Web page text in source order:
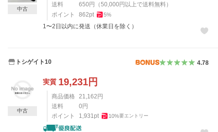
送料
650円 （50,000円以上で送料無料）
ポイント
862pt 5%
1〜2日以内に発送（休業日を除く）
中古
トシゲイト10 4.78
実質 19,231円
商品価格 21,162円
送料
0円
ポイント
1,931 pt 10%要エントリー
中古